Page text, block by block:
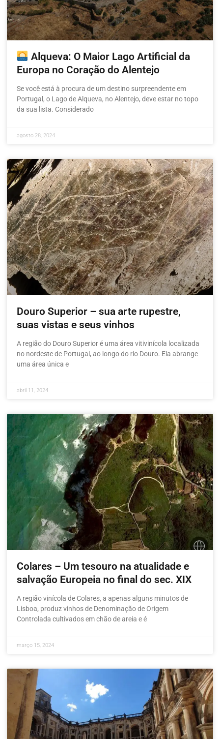
Alqueva: O Maior Lago Artificial da
Europa no Coração do Alentejo
Se você está à procura de um destino surpreendente em
Portugal, o Lago de Alqueva, no Alentejo, deve estar no topo
da sua lista. Considerado
agosto 28, 2024
Douro Superior – sua arte rupestre,
suas vistas e seus vinhos
A região do Douro Superior é uma área vitivinícola localizada
no nordeste de Portugal, ao longo do rio Douro. Ela abrange
uma área única e
abril 11, 2024
Colares – Um tesouro na atualidade e
salvação Europeia no final do sec. XIX
A região vinícola de Colares, a apenas alguns minutos de
Lisboa, produz vinhos de Denominação de Origem
Controlada cultivados em chão de areia e é
março 15, 2024